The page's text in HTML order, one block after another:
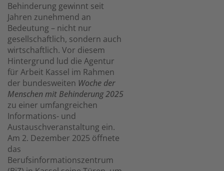
Behinderung gewinnt seit
Jahren zunehmend an
Bedeutung – nicht nur
gesellschaftlich, sondern auch
wirtschaftlich. Vor diesem
Hintergrund lud die Agentur
für Arbeit Kassel im Rahmen
der bundesweiten Woche der
Menschen mit Behinderung 2025
zu einer umfangreichen
Informations- und
Austauschveranstaltung ein.
Am 2. Dezember 2025 öffnete
das
Berufsinformationszentrum